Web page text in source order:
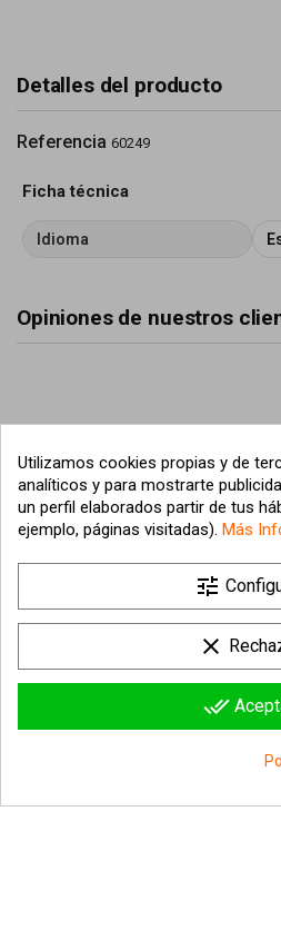
Detalles del producto
Referencia 60249
Ficha técnica
Idioma
Opiniones de nuestros
Información sobre la tienda
Utilizamos cookies propias y de
analíticos y para mostrarte
un perfil elaborados partir de tus
ejemplo, páginas visitadas). Más
tune
clear
done_all